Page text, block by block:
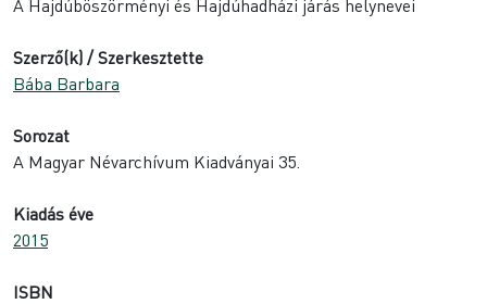
A Hajdúböszörményi és Hajdúhadházi járás helynevei
Szerző(k) / Szerkesztette
Bába Barbara
Sorozat
A Magyar Névarchívum Kiadványai 35.
Kiadás éve
2015
ISBN